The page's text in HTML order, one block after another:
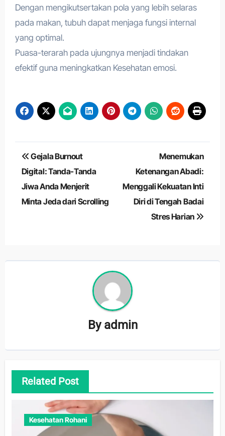
Dengan mengikutsertakan pola yang lebih selaras
pada makan, tubuh dapat menjaga fungsi internal
yang optimal.
Puasa-terarah pada ujungnya menjadi tindakan
efektif guna meningkatkan Kesehatan emosi.
Navigasi
pos
Gejala Burnout
Digital: Tanda-Tanda
Jiwa Anda Menjerit
Minta Jeda dari Scrolling
Menemukan
Ketenangan Abadi:
Menggali Kekuatan Inti
Diri di Tengah Badai
Stres Harian
By admin
Related Post
Kesehatan Rohani